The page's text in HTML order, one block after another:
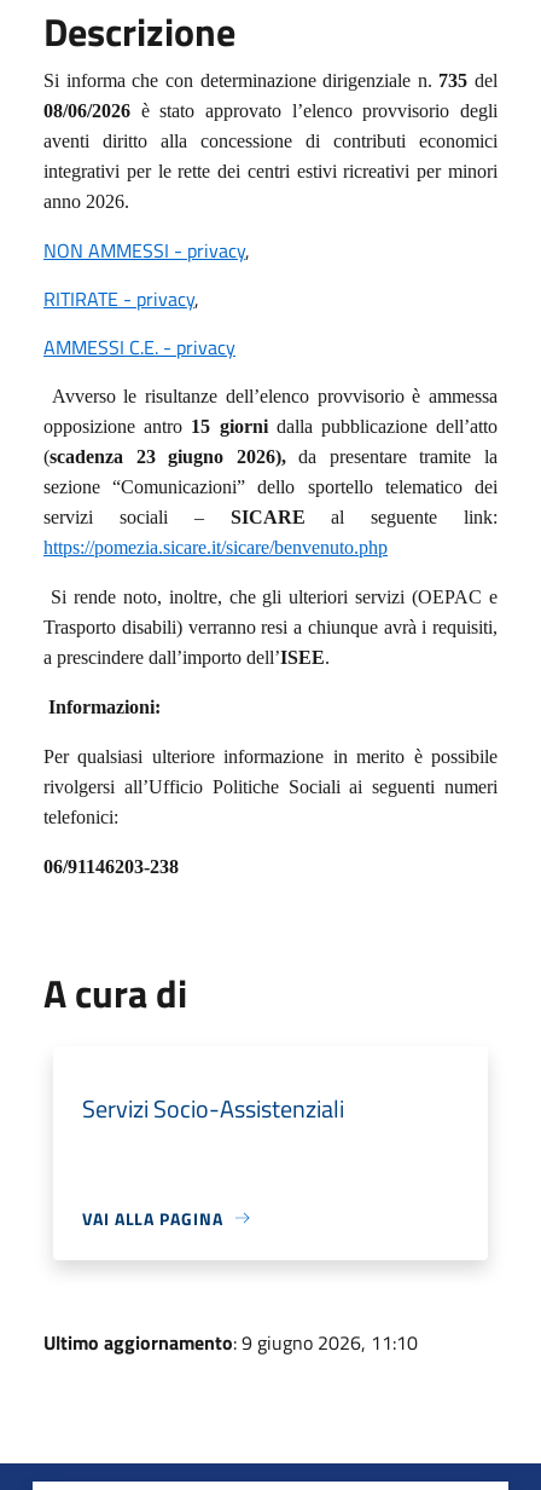
Descrizione
Si informa che con determinazione dirigenziale n. 735 del
08/06/2026 è stato approvato l’elenco provvisorio degli
aventi diritto alla concessione di contributi economici
integrativi per le rette dei centri estivi ricreativi per minori
anno 2026.
NON AMMESSI - privacy,
RITIRATE - privacy,
AMMESSI C.E. - privacy
Avverso le risultanze dell’elenco provvisorio è ammessa
opposizione antro 15 giorni dalla pubblicazione dell’atto
(scadenza 23 giugno 2026),da presentare tramite la
sezione “Comunicazioni” dello sportello telematico dei
servizi sociali – SICAREal seguente link:
https://pomezia.sicare.it/sicare/benvenuto.php
Si rende noto, inoltre, che gli ulteriori servizi (OEPAC e
Trasporto disabili) verranno resi a chiunque avrà i requisiti,
a prescindere dall’importo dell’ISEE.
Informazioni:
Per qualsiasi ulteriore informazione in merito è possibile
rivolgersi all’Ufficio Politiche Sociali ai seguenti numeri
telefonici:
06/91146203-238
A cura di
Servizi Socio-Assistenziali
VAI ALLA PAGINA
Ultimo aggiornamento: 9 giugno 2026, 11:10